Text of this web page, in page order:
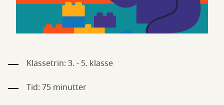
Klassetrin: 3. - 5. klasse
Tid: 75 minutter